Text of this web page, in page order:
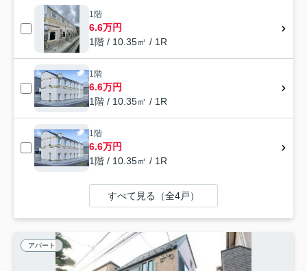
1階
6.6万円
1階 / 10.35㎡ / 1R
1階
6.6万円
1階 / 10.35㎡ / 1R
1階
6.6万円
1階 / 10.35㎡ / 1R
すべて見る（全4戸）
アパート